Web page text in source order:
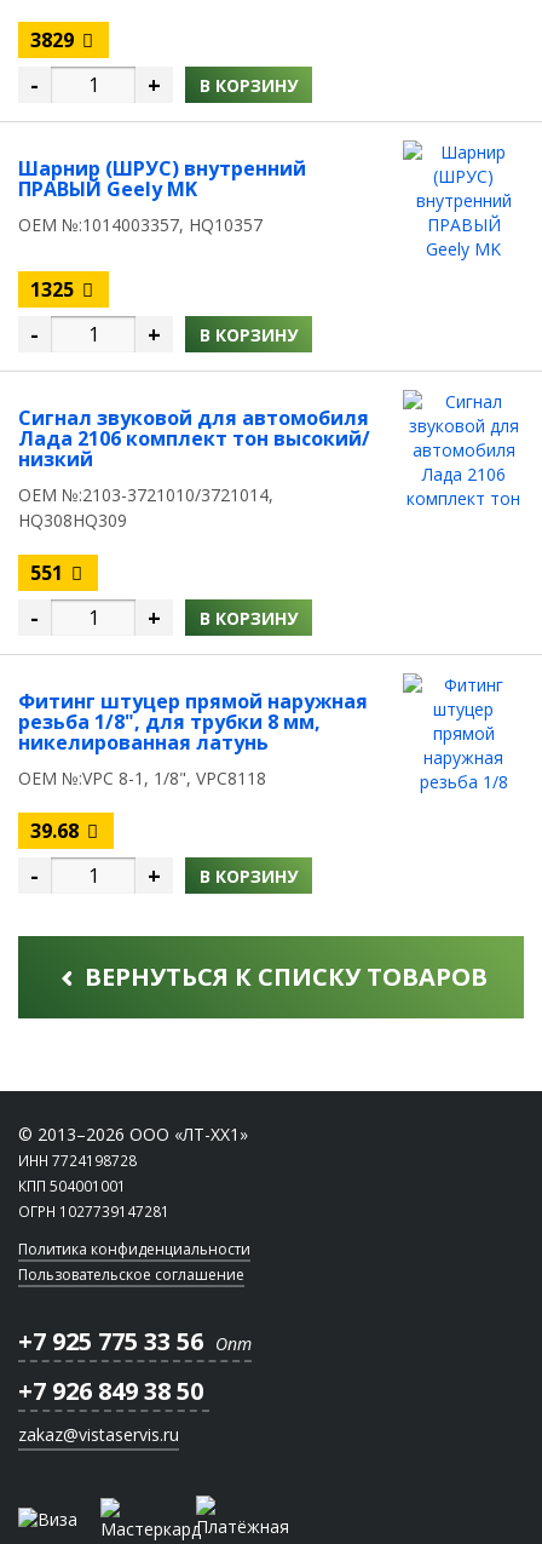
3829
- + В КОРЗИНУ
Шарнир (ШРУС) внутренний
ПРАВЫЙ Geely MK
OEM №:1014003357, HQ10357
1325
- + В КОРЗИНУ
Сигнал звуковой для автомобиля
Лада 2106 комплект тон высокий/
низкий
OEM №:2103-3721010/3721014,
HQ308HQ309
551
- + В КОРЗИНУ
Фитинг штуцер прямой наружная
резьба 1/8", для трубки 8 мм,
никелированная латунь
OEM №:VPC 8-1, 1/8", VPC8118
39.68
- + В КОРЗИНУ
ВЕРНУТЬСЯ К СПИСКУ ТОВАРОВ
© 2013–2026 ООО «ЛТ-ХХ1»
ИНН 7724198728
КПП 504001001
ОГРН 1027739147281
Политика конфиденциальности
Пользовательское соглашение
+7 925 775 33 56 Опт
+7 926 849 38 50
zakaz@vistaservis.ru